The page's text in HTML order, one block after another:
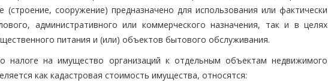
(строение, сооружение) предназначено для использования или фактически
административного или коммерческого назначения, так и в целях
питания и (или) объектов бытового обслуживания.
на имущество организаций к отдельным объектам недвижимого
как кадастровая стоимость имущества, относятся: